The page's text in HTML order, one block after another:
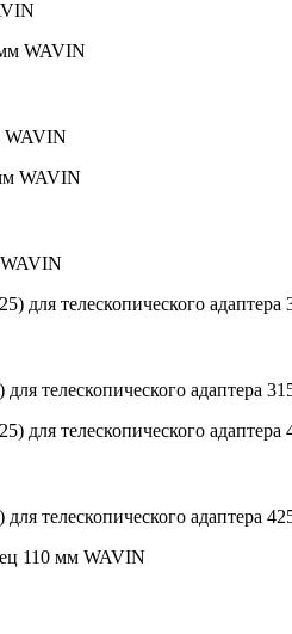
телескопического адаптера
телескопического адаптера